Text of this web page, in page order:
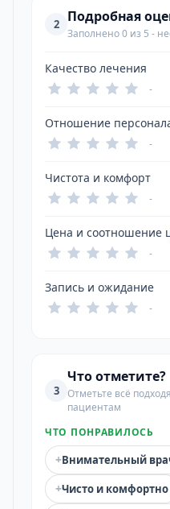
2 Подробная
Заполнено 0 из 5 -
Качество лечения
-
Отношение
-
Чистота и комфорт
-
Цена и соотношение
-
Запись и ожидание
-
3
Что отметите?
Отметьте всё
пациентам
ЧТО ПОНРАВИЛОСЬ
+Внимательный
+Чисто и комфортно